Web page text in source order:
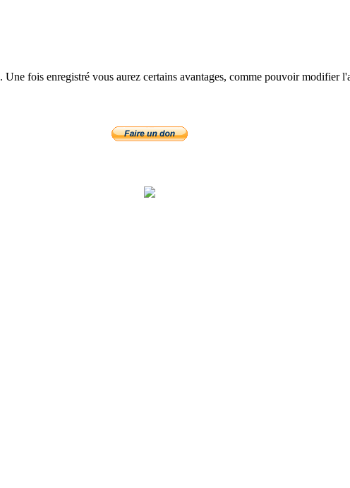
. Une fois enregistré vous aurez certains avantages, comme pouvoir modifier